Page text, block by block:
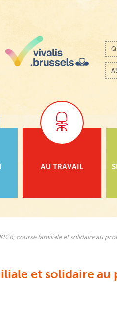
AU TRAVAIL
course familiale et solidaire au
et solidaire